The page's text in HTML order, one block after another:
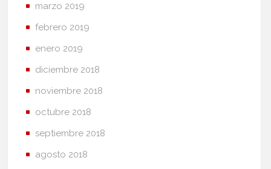
marzo 2019
febrero 2019
enero 2019
diciembre 2018
noviembre 2018
octubre 2018
septiembre 2018
agosto 2018